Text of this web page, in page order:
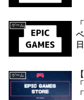
ゲーム
ゲーム